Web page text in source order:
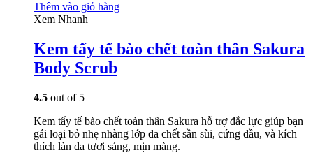
Thêm vào giỏ hàng
Xem Nhanh
Kem tẩy tế bào chết toàn thân Sakura
Body Scrub
4.5 out of 5
Kem tẩy tế bào chết toàn thân Sakura hỗ trợ đắc lực giúp bạn
gái loại bỏ nhẹ nhàng lớp da chết sần sùi, cứng đầu, và kích
thích làn da tươi sáng, mịn màng.